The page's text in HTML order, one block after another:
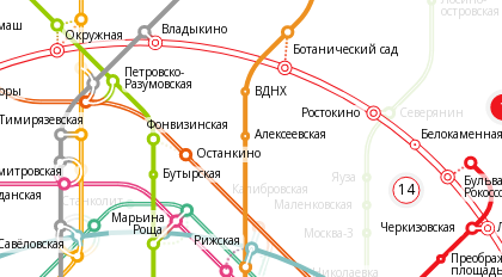
островская
Северянин
Яуза
Маленковская
Москва-3
Николаевка
Калибровская
Станколит
14
Останкино
ВДНХ
Алексеевская
Рижская
Окружная
Марьина
Роща
Фонвизинская
Бутырская
Петровско-
Разумовская
Владыкино
Ботанический сад
Ростокино
Черкизовская
площадь